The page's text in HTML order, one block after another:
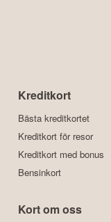
Kreditkort
Bästa kreditkortet
Kreditkort för resor
Kreditkort med bonus
Bensinkort
Kort om oss